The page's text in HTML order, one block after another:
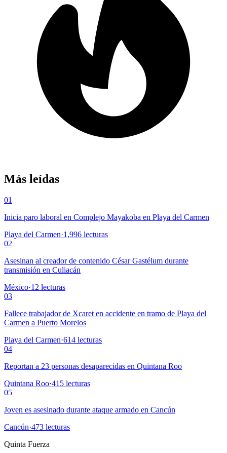
Más leídas
01
Inicia paro laboral en Complejo Mayakoba en Playa del Carmen
Playa del Carmen·1,996 lecturas
02
Asesinan al creador de contenido César Gastélum durante
transmisión en Culiacán
México·12 lecturas
03
Fallece trabajador de Xcaret en accidente en tramo de Playa del
Carmen a Puerto Morelos
Playa del Carmen·614 lecturas
04
Reportan a 23 personas desaparecidas en Quintana Roo
Quintana Roo·415 lecturas
05
Joven es asesinado durante ataque armado en Cancún
Cancún·473 lecturas
Quinta Fuerza